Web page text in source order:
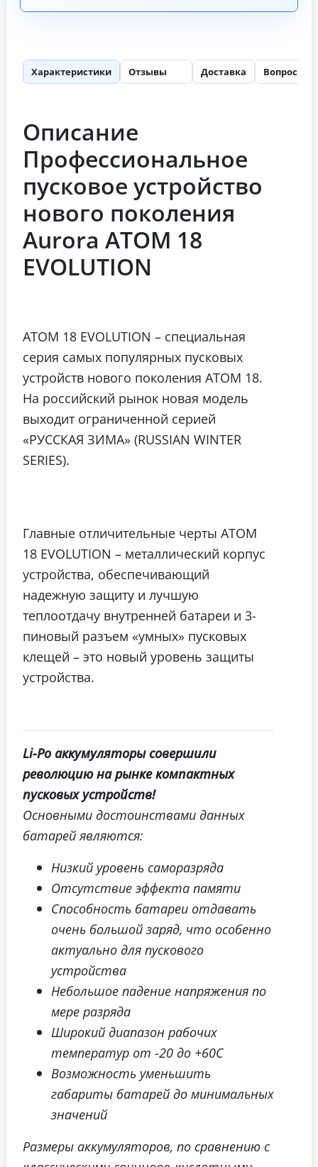
Характеристики Отзывы Доставка Вопросы
Описание
Профессиональное
пусковое устройство
нового поколения
Aurora ATOM 18
EVOLUTION
ATOM 18 EVOLUTION – специальная
серия самых популярных пусковых
устройств нового поколения АТОМ 18.
На российский рынок новая модель
выходит ограниченной серией
«РУССКАЯ ЗИМА» (RUSSIAN WINTER
SERIES).
Главные отличительные черты ATOM
18 EVOLUTION – металлический корпус
устройства, обеспечивающий
надежную защиту и лучшую
теплоотдачу внутренней батареи и 3-
пиновый разъем «умных» пусковых
клещей – это новый уровень защиты
устройства.
Li-Po аккумуляторы совершили
революцию на рынке компактных
пусковых устройств!
Основными достоинствами данных
батарей являются:
Низкий уровень саморазряда
Отсутствие эффекта памяти
Способность батареи отдавать
очень большой заряд, что особенно
актуально для пускового
устройства
Небольшое падение напряжения по
мере разряда
Широкий диапазон рабочих
температур от -20 до +60С
Возможность уменьшить
габариты батарей до минимальных
значений
Размеры аккумуляторов, по сравнению с